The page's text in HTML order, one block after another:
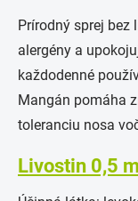
Prírodný sprej bez
alergény a
každodenné
Mangán pomáha
toleranciu nosa
Livostin 0,5